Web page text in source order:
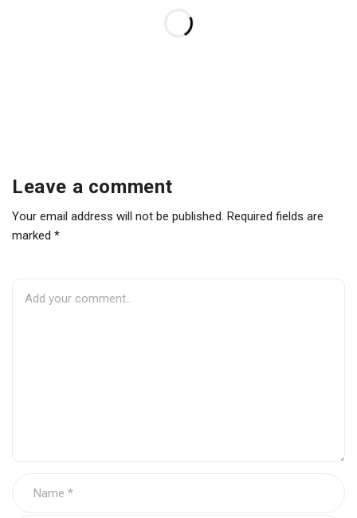
Leave a comment
Your email address will not be published. Required fields are
marked *